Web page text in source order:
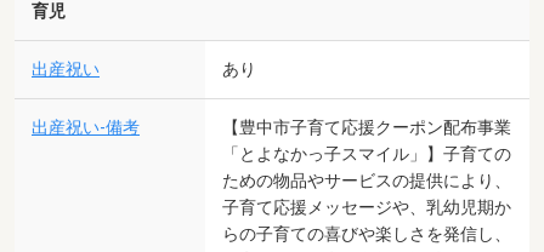
育児
出産祝い あり
出産祝い-備考
【豊中市子育て応援クーポン配布事業
「とよなかっ子スマイル」】子育ての
ための物品やサービスの提供により、
子育て応援メッセージや、乳幼児期か
らの子育ての喜びや楽しさを発信し、